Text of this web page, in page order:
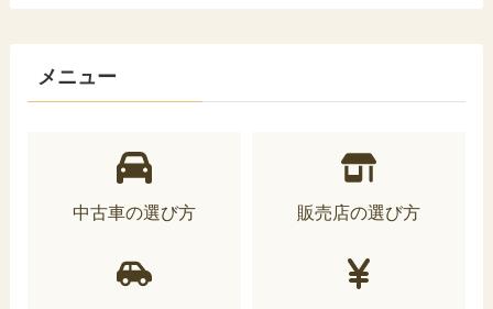
メニュー
中古車の選び方 販売店の選び方